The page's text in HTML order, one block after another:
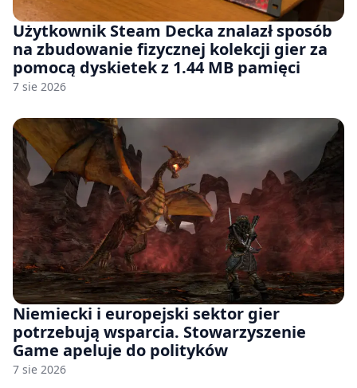
Użytkownik Steam Decka znalazł sposób
na zbudowanie fizycznej kolekcji gier za
pomocą dyskietek z 1.44 MB pamięci
7 sie 2026
Niemiecki i europejski sektor gier
potrzebują wsparcia. Stowarzyszenie
Game apeluje do polityków
7 sie 2026